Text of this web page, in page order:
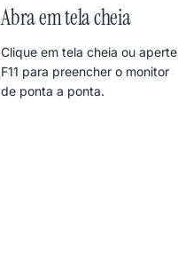
Abra em tela cheia
Clique em tela cheia ou aperte
F11 para preencher o monitor
de ponta a ponta.